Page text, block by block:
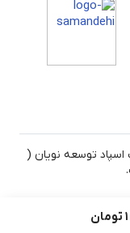
تومان
توسعه نویان (